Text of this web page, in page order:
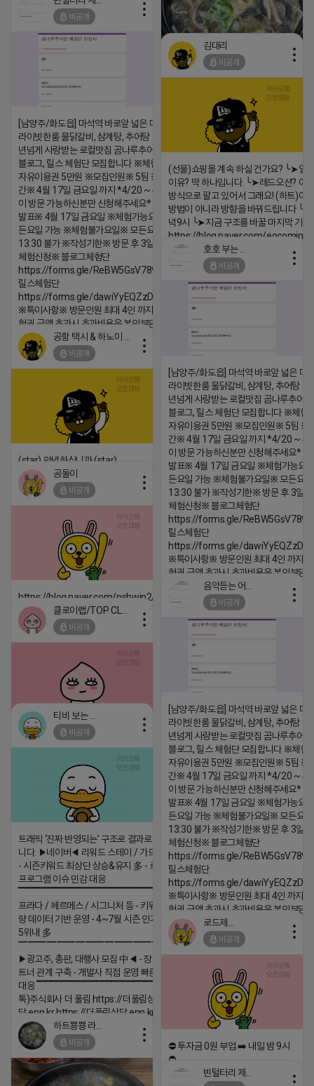
2026-04-18 17:26
https://m.blog.naver.com/
2026-04-18 17:23
비공개
[남양주/화도읍] 마석역 바로앞 넓은 매장과, 프
라이빗한룸 물닭갈비, 삼계탕, 추어탕 맛집 10
년넘게 사랑받는 로컬맛집 곰나루추어탕에서
블로그, 릴스 체험단 모집합니다 ※체험메뉴※
자유이용권 5만원 ※모집인원※ 5팀 ※모집기
간※ 4월 17일 금요일 까지 *4/20 ~ 4/26 사
이 방문 가능하신분만 신청해주세요* ※체험단
발표※ 4월 17일 금요일 ※체험가능요일※ 모
든요일 가능 ※체험불가요일※ 모든요일 12 ~
13:30 불가 ※작성기한※ 방문 후 3일 이내 ※
체험신청※ 블로그체험단
https://forms.gle/ReBW5GsV789ur2Pz6
릴스체험단
https://forms.gle/dawiYyEQZzDdqf8W8
※특이사항※ 방문인원 최대 4인 까지 가능 체
험권 금액 초과시 초과비용은 본인부담입니다.
2026-04-18 17:18
김대리
비공개
(선물)쇼핑몰 계속 하실 건가요? ╰➤열
이유? 딱 하나입니다. ╰➤레드오션? 아
방식으로 팔고 있어서 그래요! (하트)이
방법이 아니라 방향을 바꿔드립니다
녁9시 ╰➤지금 구조를 바꿀 마지막 기회
https://blog.naver.com/eocomim/
2026-04-18 17:15
비공개
[남양주/화도읍] 마석역 바로앞 넓은 매
라이빗한룸 물닭갈비, 삼계탕, 추어탕 맛
년넘게 사랑받는 로컬맛집 곰나루추어
블로그, 릴스 체험단 모집합니다 ※체험
자유이용권 5만원 ※모집인원※ 5팀 ※
간※ 4월 17일 금요일 까지 *4/20 ~ 4/
이 방문 가능하신분만 신청해주세요* ※
발표※ 4월 17일 금요일 ※체험가능요
든요일 가능 ※체험불가요일※ 모든요
13:30 불가 ※작성기한※ 방문 후 3일
체험신청※ 블로그체험단
https://forms.gle/
릴스체험단
https://forms.gle/
※특이사항※ 방문인원 최대 4인 까지
험권 금액 초과시 초과비용은 본인부담
2026-04-18 17:13
비공개
(star) 안녕하십니까 (star)
2026-04-18 17:12
공돌이
비공개
https://blog.naver.com/pshwin2/224023970047
2026-04-18 17:12
비공개
[남양주/화도읍] 마석역 바로앞 넓은 매
라이빗한룸 물닭갈비, 삼계탕, 추어탕 맛
년넘게 사랑받는 로컬맛집 곰나루추어
블로그, 릴스 체험단 모집합니다 ※체험
자유이용권 5만원 ※모집인원※ 5팀 ※
간※ 4월 17일 금요일 까지 *4/20 ~ 4/
이 방문 가능하신분만 신청해주세요* ※
발표※ 4월 17일 금요일 ※체험가능요
든요일 가능 ※체험불가요일※ 모든요
13:30 불가 ※작성기한※ 방문 후 3일
체험신청※ 블로그체험단
https://forms.gle/
릴스체험단
https://forms.gle/
※특이사항※ 방문인원 최대 4인 까지
험권 금액 초과시 초과비용은 본인부담
2026-04-18 17:12
비공개
2026-04-18 17:05
비공개
트래픽 ‘진짜 반영되는’ 구조로 결과로 보여드립
니다. ▶네이버◀ 리워드 스테이 / 가드 / 자몽 등
- 시즌키워드 최상단 상승&유지 多 - 로직변화,
프로그램 이슈 민감 대응
▔▔▔▔▔▔▔▔▔▔▔▔▔▔▔▔▔▔ ▶쿠팡◀
프라다 / 헤르메스 / 시그니처 등 - 키워드 검색
량 데이터 기반 운영 - 4~7월 시즌 인기 키워드
5위내 多
▔▔▔▔▔▔▔▔▔▔▔▔▔▔▔▔▔▔
▶광고주, 총판, 대행사 모집 中◀ - 장기 협업 파
트너 관계 구축 - 개발사 직접 운영 빠른 피드백
대응 ▔▔▔▔▔▔▔▔▔▔▔▔▔▔▔▔▔▔ (카
톡)주식회사 더 풀림 https://더풀림상
담.enn.kr https://더풀림상담.enn.kr
2026-04-18 17:26
비공개
⛔️ 투자금 0원 부업 ➡️ 내일 밤 9시
⛔️
2026-04-18 17:23
하트뿅뿅 라이언
비공개